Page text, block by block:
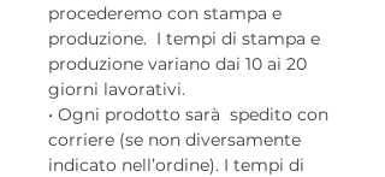
procederemo con stampa e
produzione. I tempi di stampa e
produzione variano dai 10 ai 20
giorni lavorativi.
• Ogni prodotto sarà spedito con
corriere (se non diversamente
indicato nell’ordine). I tempi di